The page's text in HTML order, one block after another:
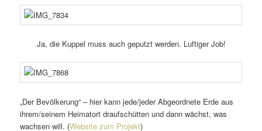
Ja, die Kuppel muss auch geputzt werden. Luftiger Job!
„Der Bevölkerung“ – hier kann jede/jeder Abgeordnete Erde aus
ihrem/seinem Heimatort drauf­schütten und dann wächst, was
wachsen will. (Website zum Projekt)